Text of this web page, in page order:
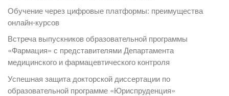
Обучение через цифровые платформы: преимущества
онлайн-курсов
Встреча выпускников образовательной программы
«Фармация» с представителями Департамента
медицинского и фармацевтического контроля
Успешная защита докторской диссертации по
образовательной программе «Юриспруденция»